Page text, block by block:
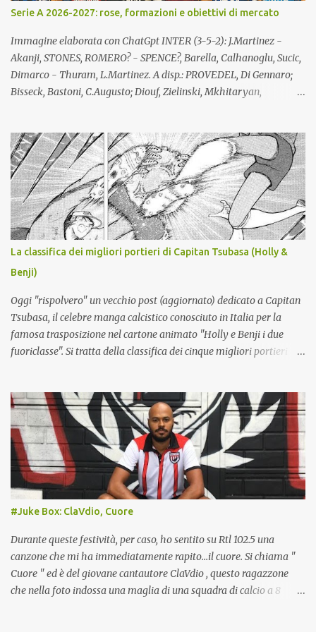
Serie A 2026-2027: rose, formazioni e obiettivi di mercato
Immagine elaborata con ChatGpt INTER (3-5-2): J.Martinez -
Akanji, STONES, ROMERO? - SPENCE?, Barella, Calhanoglu, Sucic,
Dimarco - Thuram, L.Martinez. A disp.: PROVEDEL, Di Gennaro;
Bisseck, Bastoni, C.Augusto; Diouf, Zielinski, Mkhitaryan,
giocatori formati localmente: Bastoni, Barella, PROVEDEL. Lista
giocatori formati nel vivaio dell'Inter: Di Gennaro, Dimarco,
Esposito, Stankovic. Lista A: totale 25 giocatori (Mosconi lista B).
NAPOLI (4-3-3): Meret - X, Rrahmani, X (lista B), Spinazzola -
Anguissa, Lobotka, McTominay - Neres, Hojlund, Alisson. A disp.:
X (secondo portiere), Contini; Di Lorenzo, Beukema, Buongiorno,
MARIANUCCI*, RAFA MARIN, Olivera; Gilmour, De Bruyne,
Vergara; Politano, Lukaku, ZEBALLOS?. All.: ALLEGRI (nuovo).
*Lista B serie A Giocatori partenti: Milinkovic-Savic, Obaretin,
Mazzocchi, Cajuste, Folorunsho, Lindstrom...
La classifica dei migliori portieri di Capitan Tsubasa (Holly &
Benji)
Oggi "rispolvero" un vecchio post (aggiornato) dedicato a Capitan
Tsubasa, il celebre manga calcistico conosciuto in Italia per la
famosa trasposizione nel cartone animato "Holly e Benji i due
fuoriclasse". Si tratta della classifica dei cinque migliori portieri
storico portiere messicano Jorge Campos , famoso per le
variopinte divise sfoggiate tra i pali (che lui stesso disegnava) e per
il doppio ruolo che ricopriva. Giocò infatti diverse partite nel ruolo
di attaccante, segnando in carriera 38 reti. Espadas condivide
queste caratteristiche: con la differenza che, pure da portiere,
Espadas non disdegna incursioni offensive. Dà del filo da torcere al
Giappone nella sfida inaugurale del World Youth: pur non essendo
un portiere di corporatura robusta, ha una presa molto potente,
unita a una grande agilità. Si infortuna nel finale d...
#Juke Box: ClaVdio, Cuore
Durante queste festività, per caso, ho sentito su Rtl 102.5 una
canzone che mi ha immediatamente rapito...il cuore. Si chiama "
Cuore " ed è del giovane cantautore ClaVdio , questo ragazzone
che nella foto indossa una maglia di una squadra di calcio a 8